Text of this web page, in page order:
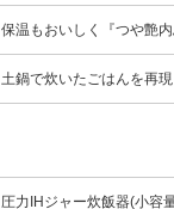
保温もおいしく『つや艶内
土鍋で炊いたごはんを再現
圧力IHジャー炊飯器(小容